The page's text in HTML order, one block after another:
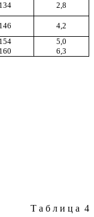
134 2,8
146 4,2
154
5,0
160
6,3
Таблица 4